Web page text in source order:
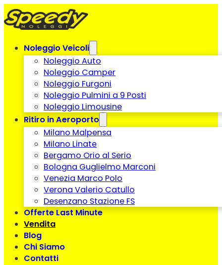
Noleggio Veicoli
Noleggio Auto
Noleggio Camper
Noleggio Furgoni
Noleggio Pulmini a 9 Posti
Noleggio Limousine
Ritiro in Aeroporto
Milano Malpensa
Milano Linate
Bergamo Orio al Serio
Bologna Guglielmo Marconi
Venezia Marco Polo
Verona Valerio Catullo
Desenzano Stazione FS
Offerte Last Minute
Vendita
Blog
Chi Siamo
Contatti